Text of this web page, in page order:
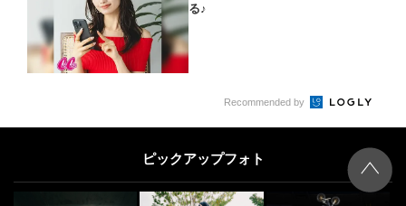
る♪
Recommended by
ピックアップフォト